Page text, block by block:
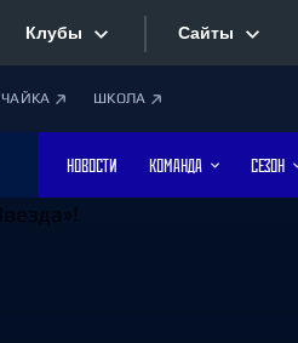
Клубы
Дивизион Боброва
Лада
Сайты
ЧАЙКА ШКОЛА
НОВОСТИ КОМАНДА СЕЗОН